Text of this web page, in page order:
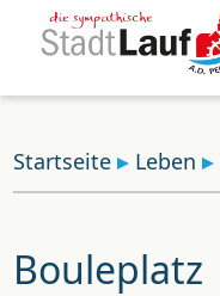
Startseite Leben
Bouleplatz